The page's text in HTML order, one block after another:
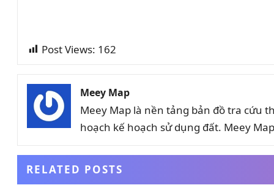
Post Views: 162
Meey Map
Meey Map là nền tảng bản đồ tra cứu
hoạch kế hoạch sử dụng đất. Meey
RELATED POSTS